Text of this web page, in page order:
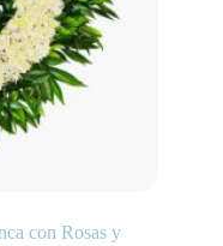
con Rosas y